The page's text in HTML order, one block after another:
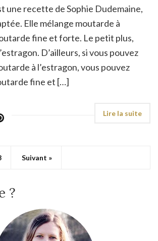
une recette de Sophie Dudemaine,
Elle mélange moutarde à
fine et forte. Le petit plus,
D’ailleurs, si vous pouvez
à l’estragon, vous pouvez
fine et […]
Suivant »
?